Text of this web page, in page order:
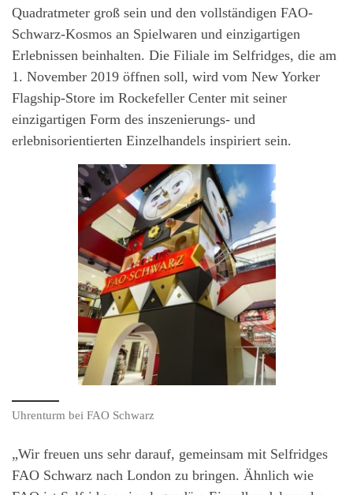
Quadratmeter groß sein und den vollständigen FAO-
Schwarz-Kosmos an Spielwaren und einzigartigen
Erlebnissen beinhalten. Die Filiale im Selfridges, die am
1. November 2019 öffnen soll, wird vom New Yorker
Flagship-Store im Rockefeller Center mit seiner
einzigartigen Form des inszenierungs- und
erlebnisorientierten Einzelhandels inspiriert sein.
Uhrenturm bei FAO Schwarz
„Wir freuen uns sehr darauf, gemeinsam mit Selfridges
FAO Schwarz nach London zu bringen. Ähnlich wie